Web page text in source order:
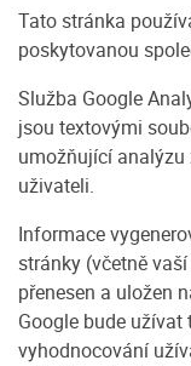
Tato stránka
poskytovanou
Služba Google
jsou textovými
umožňující
uživateli.
Informace
stránky (včetně
přenesen a uložen
Google bude
vyhodnocování